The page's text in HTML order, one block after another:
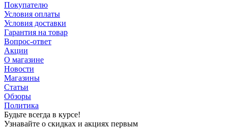
Покупателю
Условия оплаты
Условия доставки
Гарантия на товар
Вопрос-ответ
Акции
О магазине
Новости
Магазины
Статьи
Обзоры
Политика
Будьте всегда в курсе!
Узнавайте о скидках и акциях первым